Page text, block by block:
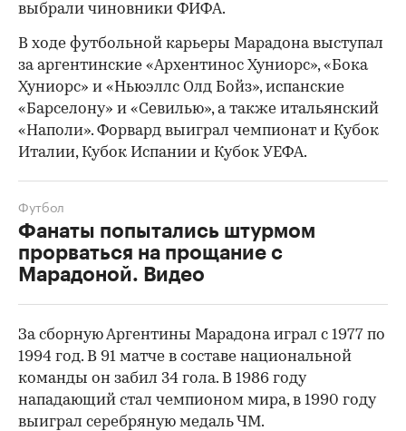
выбрали чиновники ФИФА.
В ходе футбольной карьеры Марадона выступал
за аргентинские «Архентинос Хуниорс», «Бока
Хуниорс» и «Ньюэллс Олд Бойз», испанские
«Барселону» и «Севилью», а также итальянский
«Наполи». Форвард выиграл чемпионат и Кубок
Италии, Кубок Испании и Кубок УЕФА.
Фанаты попытались штурмом
прорваться на прощание с
Марадоной. Видео
Футбол
За сборную Аргентины Марадона играл с 1977 по
1994 год. В 91 матче в составе национальной
команды он забил 34 гола. В 1986 году
нападающий стал чемпионом мира, в 1990 году
выиграл серебряную медаль ЧМ.